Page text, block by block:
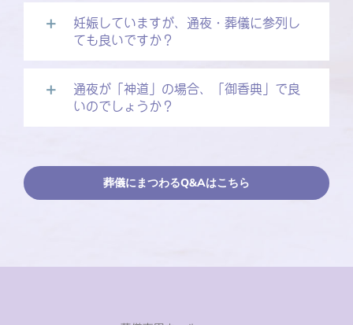
妊娠していますが、通夜・葬儀に参列し
ても良いですか？
通夜が「神道」の場合、「御香典」で良
いのでしょうか？
葬儀にまつわるQ&Aはこちら